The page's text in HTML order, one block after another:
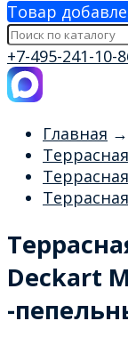
Товар
+7-495-241-10-
Главная →
Deckart
-